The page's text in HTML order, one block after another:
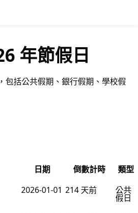
年節假日
包括公共假期、銀行假期、學校假
日期 倒數計時 類型
2026-01-01 214 天前 公共
假日